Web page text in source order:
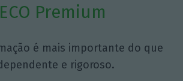
Premium
é mais importante do que
e rigoroso.